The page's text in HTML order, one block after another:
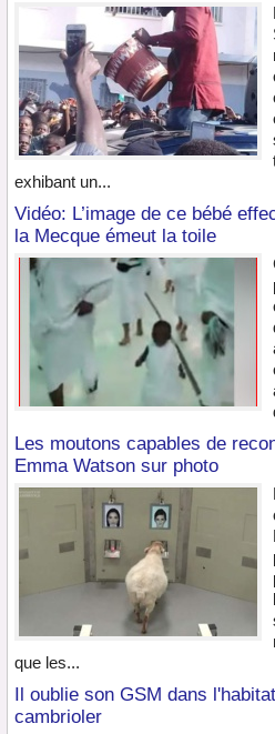
exhibant un...
Vidéo: L’image de ce bébé
la Mecque émeut la toile
Les moutons capables de
Emma Watson sur photo
que les...
Il oublie son GSM dans
cambrioler